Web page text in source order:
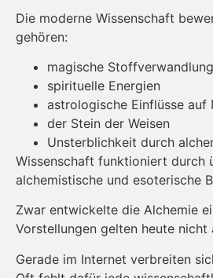
Die moderne Wissenschaft
gehören:
magische Stoffverwandlung
spirituelle Energien
astrologische Einflüsse auf
der Stein der Weisen
Unsterblichkeit durch
Wissenschaft funktioniert durch
alchemistische und esoterische
Zwar entwickelte die Alchemie
Vorstellungen gelten heute
Gerade im Internet verbreiten